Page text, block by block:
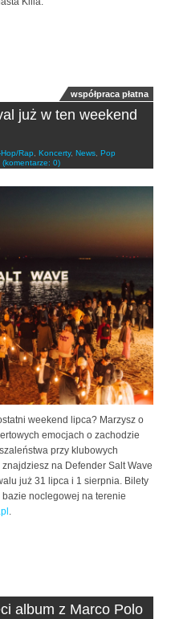
współpraca płatna
już w ten weekend
Rap Koncerty, News Pop
(komentarze: 0)
weekend lipca? Marzysz o
emocjach o zachodzie
przy klubowych
na Defender Salt Wave
już 31 lipca i 1 sierpnia. Bilety
noclegowej na terenie
.
album z Marco Polo